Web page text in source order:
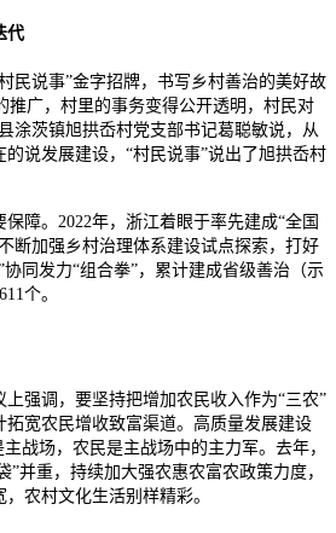
代
民说事”金字招牌，书写乡村善治的美好故
推广，村里的事务变得公开透明，村民对
涂茨镇旭拱岙村党支部书记葛聪敏说，从
说发展建设，“村民说事”说出了旭拱岙村
障。2022年，浙江着眼于率先建成“全国
断加强乡村治理体系建设试点探索，打好
同发力“组合拳”，累计建成省级善治（示
个。
强调，要坚持把增加农民收入作为“三农”
拓宽农民增收致富渠道。高质量发展建设
战场，农民是主战场中的主力军。去年，
”并重，持续加大强农惠农富农政策力度，
农村文化生活别样精彩。